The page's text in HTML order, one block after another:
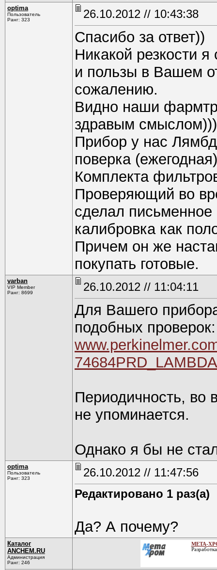
optima
Пользователь
Ранг: 323
26.10.2012 // 10:43:38
Спасибо за ответ))
Никакой резкости
и пользы в Вашем
сожалению.
Видно наши
здравым смыслом)))
Прибор у нас
поверка
Комплекта
Проверяющий во
сделал письменное
калибровка как
Причем он же
покупать готовые.
varban
VIP Member
Ранг: 8699
26.10.2012 // 11:04:11
Для Вашего
подобных проверок:
Периодичность, во
не упоминается.
Однако я бы не
optima
Пользователь
Ранг: 323
26.10.2012 // 11:47:56
Редактировано 1 раз(а)
Да? А почему?
Каталог
ANCHEM.RU
Администрация
Ранг: 246
МЕТА-